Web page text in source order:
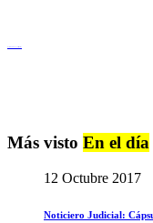
Más visto En el día
12 Octubre 2017
Noticiero Judicial: